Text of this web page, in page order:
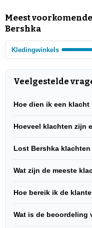
Meest
Bershka
Kledingwinkels
Veelgestelde
Hoe dien ik een
Hoeveel klachten zijn
Lost Bershka klachten
Wat zijn de meeste
Hoe bereik ik de
Wat is de beoordeling